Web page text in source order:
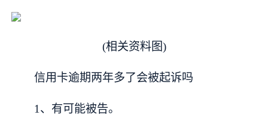
(相关资料图)
信用卡逾期两年多了会被起诉吗
1、有可能被告。